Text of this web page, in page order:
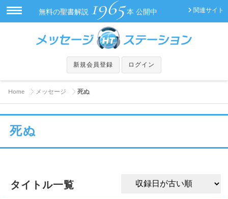
関連サイト
無料の聖書解説 1965 本 公開中
新規会員登録 ログイン
Home メッセージ 死ぬ
死ぬ
タイトル一覧